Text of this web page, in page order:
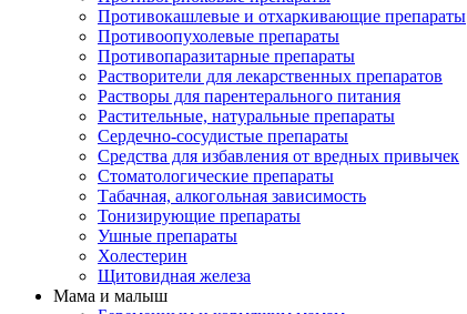
Противокашлевые и отхаркивающие препараты
Противоопухолевые препараты
Противопаразитарные препараты
Растворители для лекарственных препаратов
Растворы для парентерального питания
Растительные, натуральные препараты
Сердечно-сосудистые препараты
Средства для избавления от вредных привычек
Стоматологические препараты
Табачная, алкогольная зависимость
Тонизирующие препараты
Ушные препараты
Холестерин
Щитовидная железа
Мама и малыш